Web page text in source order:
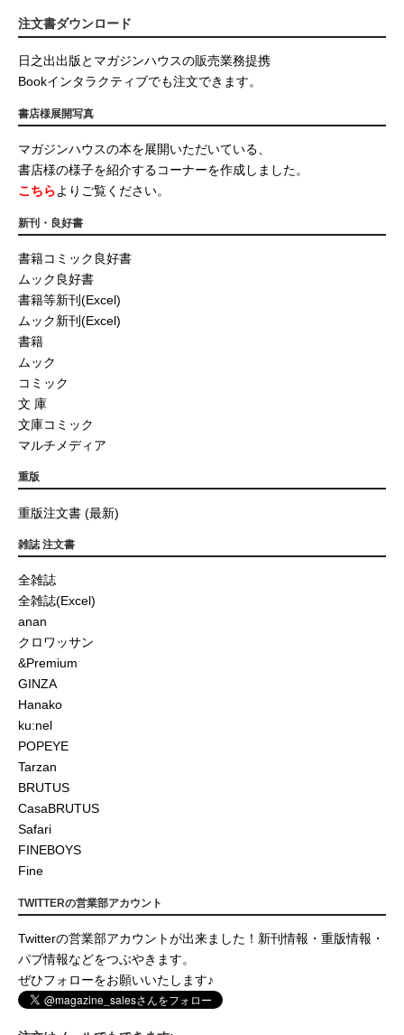
注文書ダウンロード
日之出出版とマガジンハウスの販売業務提携
Bookインタラクティブでも注文できます。
書店様展開写真
マガジンハウスの本を展開いただいている、
書店様の様子を紹介するコーナーを作成しました。
こちらよりご覧ください。
新刊・良好書
書籍コミック良好書
ムック良好書
書籍等新刊(Excel)
ムック新刊(Excel)
書籍
ムック
コミック
文 庫
文庫コミック
マルチメディア
重版
重版注文書 (最新)
雑誌 注文書
全雑誌
全雑誌(Excel)
anan
クロワッサン
&Premium
GINZA
Hanako
ku:nel
POPEYE
Tarzan
BRUTUS
CasaBRUTUS
Safari
FINEBOYS
Fine
TWITTERの営業部アカウント
Twitterの営業部アカウントが出来ました！新刊情報・重版情報・
パブ情報などをつぶやきます。
ぜひフォローをお願いいたします♪